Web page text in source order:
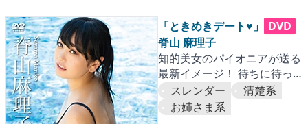
「ときめきデート♥」
DVD
脊山 麻理子
知的美女のパイオニアが送る
最新イメージ！ 待ちに待っ
た初のBlu-rayも同時発売！
スレンダー
清楚系
お姉さま系